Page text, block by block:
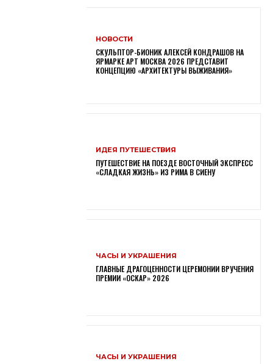
НОВОСТИ
СКУЛЬПТОР-БИОНИК АЛЕКСЕЙ КОНДРАШОВ НА
ЯРМАРКЕ АРТ МОСКВА 2026 ПРЕДСТАВИТ
КОНЦЕПЦИЮ «АРХИТЕКТУРЫ ВЫЖИВАНИЯ»
ИДЕЯ ПУТЕШЕСТВИЯ
ПУТЕШЕСТВИЕ НА ПОЕЗДЕ ВОСТОЧНЫЙ ЭКСПРЕСС
«СЛАДКАЯ ЖИЗНЬ» ИЗ РИМА В СИЕНУ
ЧАСЫ И УКРАШЕНИЯ
ГЛАВНЫЕ ДРАГОЦЕННОСТИ ЦЕРЕМОНИИ ВРУЧЕНИЯ
ПРЕМИИ «ОСКАР» 2026
ЧАСЫ И УКРАШЕНИЯ